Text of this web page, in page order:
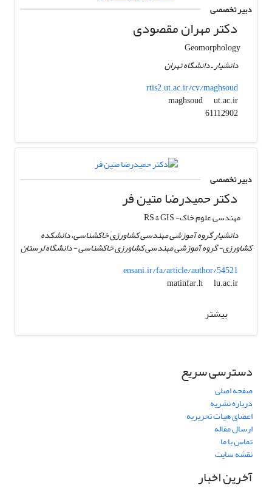
دبیر تخصصی
دکتر مهران مقصودی
Geomorphology
دانشیار ـ دانشگاه تهران
rtis2.ut.ac.ir/cv/maghsoud
maghsoud
ut.ac.ir
61112902
دبیر تخصصی
دکتر حمیدرضا متین فر
مهندسی علوم خاک- RS & GIS
دانشیار گروه آموزشی مهندسی کشاورزی خاکشناسی، دانشکده
کشاورزی- گروه آموزشی مهندسی کشاورزی خاکشناسی - دانشگاه لرستان
ensani.ir/fa/article/author/54521
matinfar.h
lu.ac.ir
بیشتر
دسترسی سریع
صفحه اصلی
درباره نشریه
اعضای هیات تحریریه
ارسال مقاله
تماس با ما
نقشه سایت
آخرین اخبار